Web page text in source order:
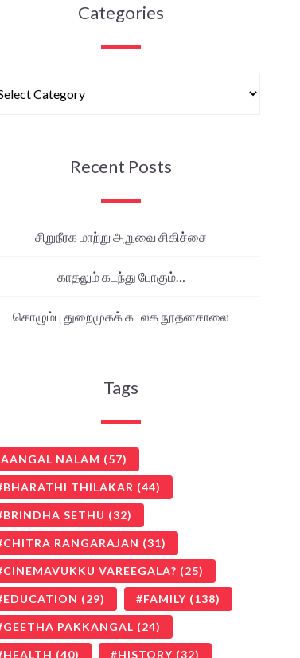
Categories
Recent Posts
சிறுநீரக மாற்று அறுவை சிகிச்சை
காதலும் கடந்து போகும்…
கொழும்பு துறைமுகக் கடலக நூதனசாலை
Tags
AANGAL NALAM (57)
BHARATHI THILAKAR (44)
BRINDHA SETHU (32)
CHITRA RANGARAJAN (31)
CINEMAVUKKU VAREEGALA? (25)
EDUCATION (29) FAMILY (138)
GEETHA PAKKANGAL (24)
HEALTH (40) HISTORY (32)